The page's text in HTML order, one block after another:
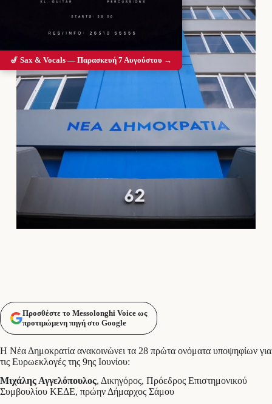
Προσθέστε το Messolonghi Voice ως
προτιμώμενη πηγή στο Google
Η Νέα Δημοκρατία ανακοινώνει τα 28 πρώτα ονόματα υποψηφίων για
τις Ευρωεκλογές της 9ης Ιουνίου:
Μιχάλης Αγγελόπουλος, Δικηγόρος, Πρόεδρος Επιστημονικού
Συμβουλίου ΚΕΔΕ, πρώην Δήμαρχος Σάμου
🎷 Sax & Vocals — Παρασκευή 7 Αυγούστου →